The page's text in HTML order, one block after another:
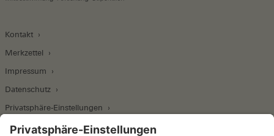
Kontakt
Merkzettel
Impressum
Datenschutz
Privatsphäre-Einstellungen